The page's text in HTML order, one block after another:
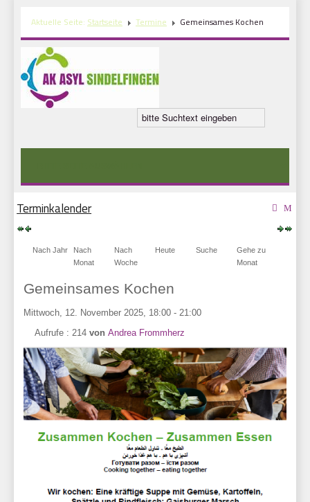
Aktuelle Seite: Startseite Termine Gemeinsames Kochen
Terminkalender
Nach Jahr
Nach
Monat
Nach
Woche
Heute Suche
Gehe zu
Monat
Gemeinsames Kochen
Mittwoch, 12. November 2025, 18:00 - 21:00
Aufrufe : 214 vonAndrea Frommherz